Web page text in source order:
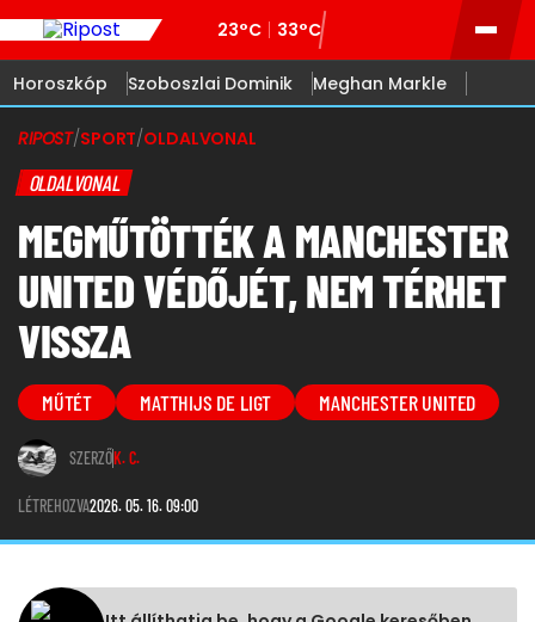
23°C 33°C
Horoszkóp Szoboszlai Dominik Meghan Markle
RIPOST/SPORT/OLDALVONAL
OLDALVONAL
MEGMŰTÖTTÉK A MANCHESTER
UNITED VÉDŐJÉT, NEM TÉRHET
VISSZA
MŰTÉT MATTHIJS DE LIGT MANCHESTER UNITED
SZERZŐK. C.
LÉTREHOZVA2026. 05. 16. 09:00